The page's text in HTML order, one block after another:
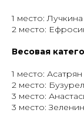
1 место:
2 место:
Весовая
1 место:
2 место:
3 место:
3 место: